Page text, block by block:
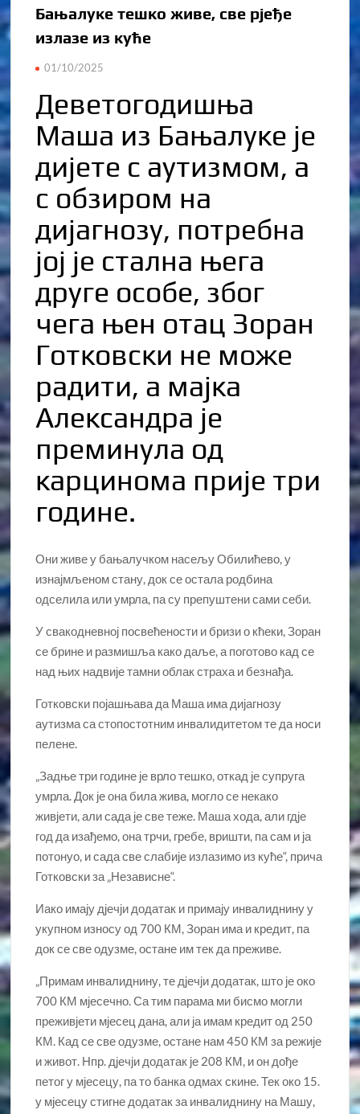
Бањалуке тешко живе, све рјеђе
излазе из куће
01/10/2025
Деветогодишња
Маша из Бањалуке је
дијете с аутизмом, а
с обзиром на
дијагнозу, потребна
јој је стална њега
друге особе, због
чега њен отац Зоран
Готковски не може
радити, а мајка
Александра је
преминула од
карцинома прије три
године.
Они живе у бањалучком насељу Обилићево, у
изнајмљеном стану, док се остала родбина
одселила или умрла, па су препуштени сами себи.
У свакодневној посвећености и бризи о кћеки, Зоран
се брине и размишља како даље, а поготово кад се
над њих надвије тамни облак страха и безнађа.
Готковски појашњава да Маша има дијагнозу
аутизма са стопостотним инвалидитетом те да носи
пелене.
„Задње три године је врло тешко, откад је супруга
умрла. Док је она била жива, могло се некако
живјети, али сада је све теже. Маша хода, али гд‌је
год да изађемо, она трчи, гребе, вришти, па сам и ја
потонуо, и сада све слабије излазимо из куће“, прича
Готковски за „Независне“.
Иако имају д‌јечји додатак и примају инвалиднину у
укупном износу од 700 КМ, Зоран има и кредит, па
док се све одузме, остане им тек да преживе.
„Примам инвалиднину, те д‌јечји додатак, што је око
700 КМ мјесечно. Са тим парама ми бисмо могли
преживјети мјесец дана, али ја имам кредит од 250
КМ. Кад се све одузме, остане нам 450 КМ за режије
и живот. Нпр. д‌јечји додатак је 208 КМ, и он дође
петог у мјесецу, па то банка одмах скине. Тек око 15.
у мјесецу стигне додатак за инвалиднину на Машу,